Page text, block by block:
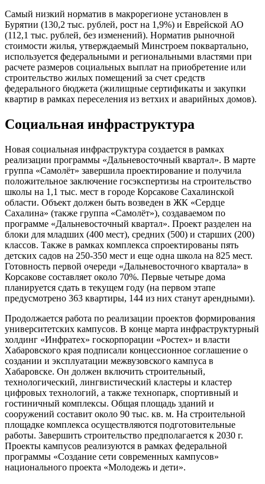
Самый низкий норматив в макрорегионе установлен в
Бурятии (130,2 тыс. рублей, рост на 1,9%) и Еврейской АО
(112,1 тыс. рублей, без изменений). Норматив рыночной
стоимости жилья, утверждаемый Минстроем поквартально,
используется федеральными и региональными властями при
расчете размеров социальных выплат на приобретение или
строительство жилых помещений за счет средств
федерального бюджета (жилищные сертификаты и закупки
квартир в рамках переселения из ветхих и аварийных домов).
Социальная инфраструктура
Новая социальная инфраструктура создается в рамках
реализации программы «Дальневосточный квартал». В марте
группа «Самолёт» завершила проектирование и получила
положительное заключение госэкспертизы на строительство
школы на 1,1 тыс. мест в городе Корсакове Сахалинской
области. Объект должен быть возведен в ЖК «Сердце
Сахалина» (также группа «Самолёт»), создаваемом по
программе «Дальневосточный квартал». Проект разделен на
блоки для младших (400 мест), средних (500) и старших (200)
классов. Также в рамках комплекса спроектированы пять
детских садов на 250-350 мест и еще одна школа на 825 мест.
Готовность первой очереди «Дальневосточного квартала» в
Корсакове составляет около 70%. Первые четыре дома
планируется сдать в текущем году (на первом этапе
предусмотрено 363 квартиры, 144 из них станут арендными).
Продолжается работа по реализации проектов формирования
университетских кампусов. В конце марта инфраструктурный
холдинг «Инфратех» госкорпорации «Ростех» и власти
Хабаровского края подписали концессионное соглашение о
создании и эксплуатации межвузовского кампуса в
Хабаровске. Он должен включить строительный,
технологический, лингвистический кластеры и кластер
цифровых технологий, а также технопарк, спортивный и
гостиничный комплексы. Общая площадь зданий и
сооружений составит около 90 тыс. кв. м. На строительной
площадке комплекса осуществляются подготовительные
работы. Завершить строительство предполагается к 2030 г.
Проекты кампусов реализуются в рамках федеральной
программы «Создание сети современных кампусов»
национального проекта «Молодежь и дети».